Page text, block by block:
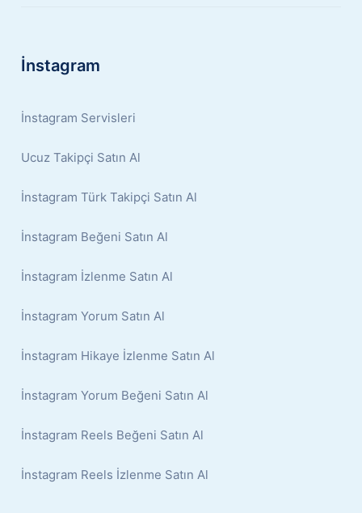
İnstagram
İnstagram Servisleri
Ucuz Takipçi Satın Al
İnstagram Türk Takipçi Satın Al
İnstagram Beğeni Satın Al
İnstagram İzlenme Satın Al
İnstagram Yorum Satın Al
İnstagram Hikaye İzlenme Satın Al
İnstagram Yorum Beğeni Satın Al
İnstagram Reels Beğeni Satın Al
İnstagram Reels İzlenme Satın Al